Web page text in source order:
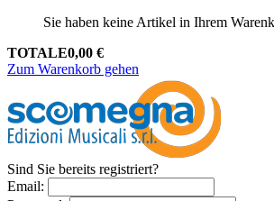
Sie haben keine Artikel in Ihrem
TOTALE0,00 €
Zum Warenkorb gehen
Sind Sie bereits registriert?
Email: